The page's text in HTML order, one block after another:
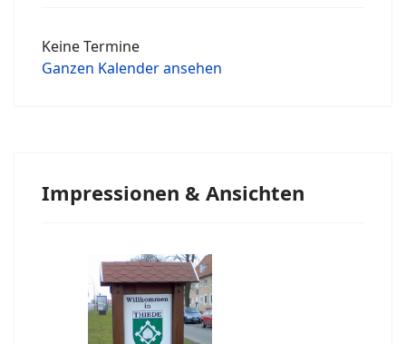
Keine Termine
Ganzen Kalender ansehen
Impressionen & Ansichten